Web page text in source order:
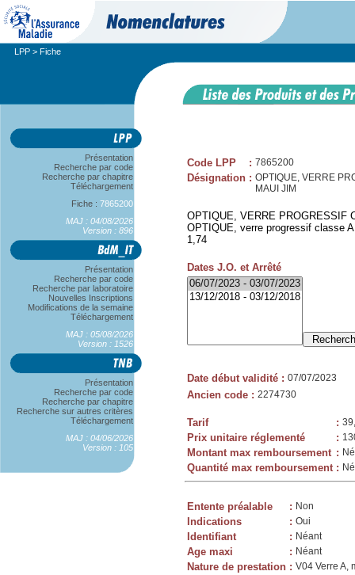
LPP > Fiche
Présentation
Recherche par code
Recherche par chapitre
Téléchargement
Fiche : 7865200
MAJ : 04/08/2026
Version : 896
Présentation
Recherche par code
Recherche par laboratoire
Nouvelles Inscriptions
Modifications de la semaine
Téléchargement
MAJ : 05/08/2026
Version : 1526
Présentation
Recherche par code
Recherche par chapitre
Recherche sur autres critères
Téléchargement
MAJ : 04/06/2026
Version : 105
Code LPP : 7865200
Désignation : OPTIQUE, VERRE
MAUI JIM
OPTIQUE, VERRE PROGRESSIF
OPTIQUE, verre progressif classe
1,74
Dates J.O. et Arrêté
Date début validité : 07/07/2023
Ancien code : 2274730
Tarif :
Prix unitaire réglementé :
Montant max remboursement :
Quantité max remboursement :
Entente préalable : Non
Indications : Oui
Identifiant : Néant
Age maxi : Néant
Nature de prestation : V04 Verre A,